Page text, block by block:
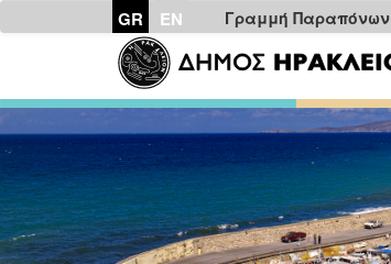
GR EN Γραμμή Παραπόνων